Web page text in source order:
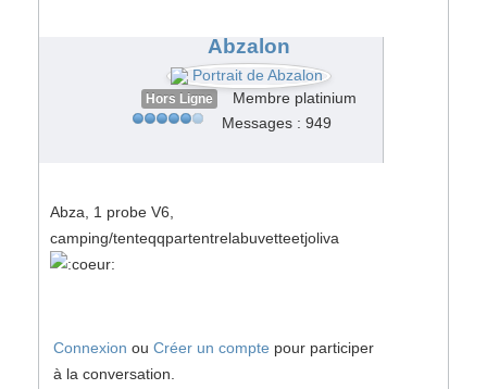
Abzalon
Hors Ligne
Membre platinium
Messages : 949
Abza, 1 probe V6,
camping/tenteqqpartentrelabuvetteetjoliva
Connexion ou Créer un compte pour participer
à la conversation.